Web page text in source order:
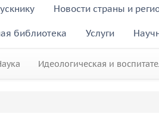
Новости страны и
библиотека Услуги
Идеологическая и